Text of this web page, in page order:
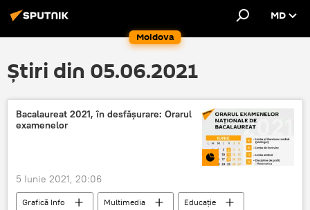
Moldova
MD
Știri din 05.06.2021
Bacalaureat 2021, în desfășurare: Orarul
examenelor
5 Iunie 2021, 20:06
Grafică Info Multimedia
Educație